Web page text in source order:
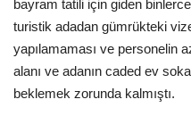
bayram tatili için giden
turistik adadan gümrükteki
yapılamaması ve personelin
alanı ve adanın caded ev
beklemek zorunda kalmıştı.